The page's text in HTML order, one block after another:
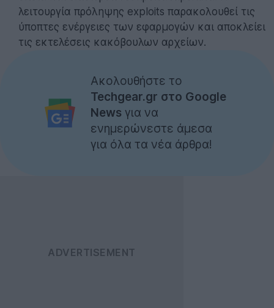
λειτουργία πρόληψης exploits παρακολουθεί τις
ύποπτες ενέργειες των εφαρμογών και αποκλείει
τις εκτελέσεις κακόβουλων αρχείων.
Ακολουθήστε το
Techgear.gr στο Google
News για να
ενημερώνεστε άμεσα
για όλα τα νέα άρθρα!